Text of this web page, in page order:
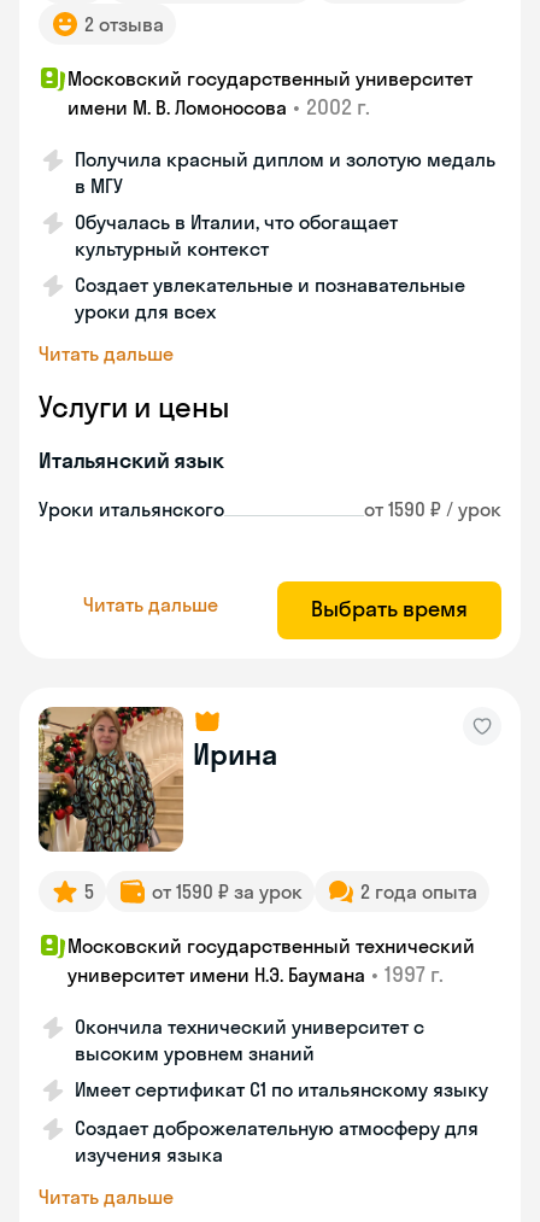
2 отзыва
Московский государственный университет
имени М. В. Ломоносова • 2002 г.
Получила красный диплом и золотую медаль
в МГУ
Обучалась в Италии, что обогащает
культурный контекст
Создает увлекательные и познавательные
уроки для всех
Читать дальше
Услуги и цены
Итальянский язык
Уроки итальянского от 1590 ₽ / урок
Читать дальше Выбрать время
Ирина
5 от 1590 ₽ за урок 2 года опыта
Московский государственный технический
университет имени Н.Э. Баумана • 1997 г.
Окончила технический университет с
высоким уровнем знаний
Имеет сертификат C1 по итальянскому языку
Создает доброжелательную атмосферу для
изучения языка
Читать дальше